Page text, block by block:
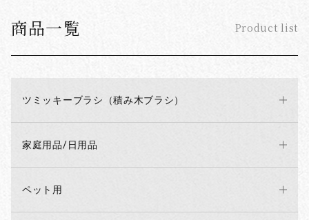
商品一覧 Product list
ツミッキーブラシ（積み木ブラシ）
家庭用品/日用品
ペット用